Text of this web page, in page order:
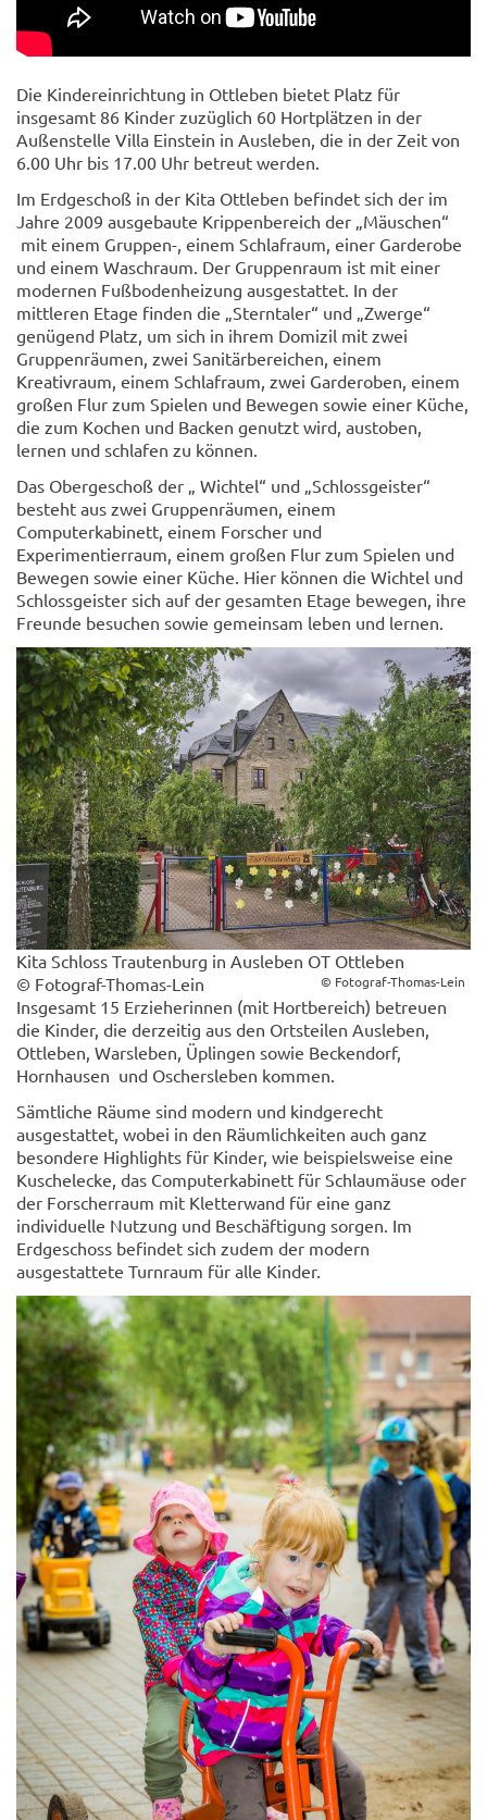
Die Kindereinrichtung in Ottleben bietet Platz für
insgesamt 86 Kinder zuzüglich 60 Hortplätzen in der
Außenstelle Villa Einstein in Ausleben, die in der Zeit von
6.00 Uhr bis 17.00 Uhr betreut werden.
Im Erdgeschoß in der Kita Ottleben befindet sich der im
Jahre 2009 ausgebaute Krippenbereich der „Mäuschen“
mit einem Gruppen-, einem Schlafraum, einer Garderobe
und einem Waschraum. Der Gruppenraum ist mit einer
modernen Fußbodenheizung ausgestattet. In der
mittleren Etage finden die „Sterntaler“ und „Zwerge“
genügend Platz, um sich in ihrem Domizil mit zwei
Gruppenräumen, zwei Sanitärbereichen, einem
Kreativraum, einem Schlafraum, zwei Garderoben, einem
großen Flur zum Spielen und Bewegen sowie einer Küche,
die zum Kochen und Backen genutzt wird, austoben,
lernen und schlafen zu können.
Das Obergeschoß der „ Wichtel“ und „Schlossgeister“
besteht aus zwei Gruppenräumen, einem
Computerkabinett, einem Forscher und
Experimentierraum, einem großen Flur zum Spielen und
Bewegen sowie einer Küche. Hier können die Wichtel und
Schlossgeister sich auf der gesamten Etage bewegen, ihre
Freunde besuchen sowie gemeinsam leben und lernen.
© Fotograf-Thomas-Lein
Kita Schloss Trautenburg in Ausleben OT Ottleben
© Fotograf-Thomas-Lein
Insgesamt 15 Erzieherinnen (mit Hortbereich) betreuen
die Kinder, die derzeitig aus den Ortsteilen Ausleben,
Ottleben, Warsleben, Üplingen sowie Beckendorf,
Hornhausen und Oschersleben kommen.
Sämtliche Räume sind modern und kindgerecht
ausgestattet, wobei in den Räumlichkeiten auch ganz
besondere Highlights für Kinder, wie beispielsweise eine
Kuschelecke, das Computerkabinett für Schlaumäuse oder
der Forscherraum mit Kletterwand für eine ganz
individuelle Nutzung und Beschäftigung sorgen. Im
Erdgeschoss befindet sich zudem der modern
ausgestattete Turnraum für alle Kinder.